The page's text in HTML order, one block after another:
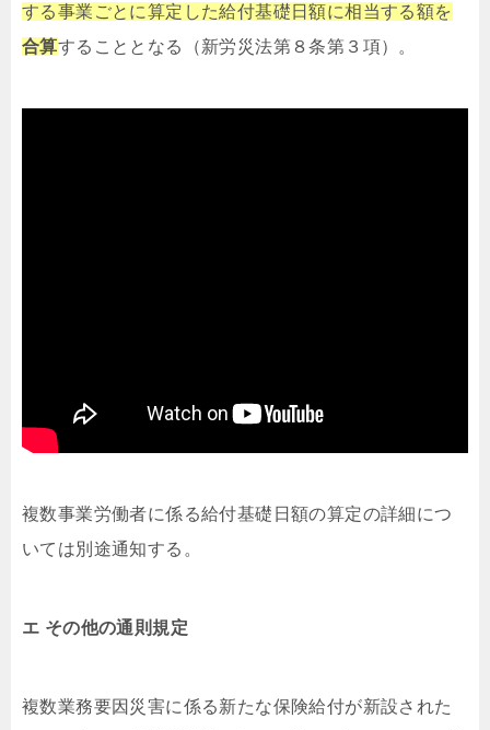
する事業ごとに算定した給付基礎日額に相当する額を
合算することとなる（新労災法第８条第３項）。
複数事業労働者に係る給付基礎日額の算定の詳細につ
いては別途通知する。
エ その他の通則規定
複数業務要因災害に係る新たな保険給付が新設された